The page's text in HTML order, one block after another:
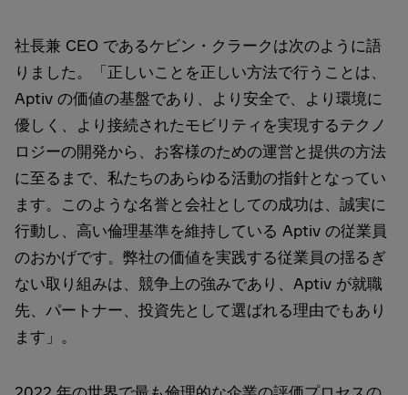
社長兼 CEO であるケビン・クラークは次のように語
りました。「正しいことを正しい方法で行うことは、
Aptiv の価値の基盤であり、より安全で、より環境に
優しく、より接続されたモビリティを実現するテクノ
ロジーの開発から、お客様のための運営と提供の方法
に至るまで、私たちのあらゆる活動の指針となってい
ます。このような名誉と会社としての成功は、誠実に
行動し、高い倫理基準を維持している Aptiv の従業員
のおかげです。弊社の価値を実践する従業員の揺るぎ
ない取り組みは、競争上の強みであり、Aptiv が就職
先、パートナー、投資先として選ばれる理由でもあり
ます」。